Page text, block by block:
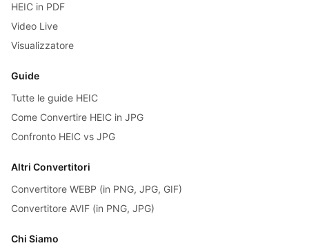
HEIC in PDF
Video Live
Visualizzatore
Guide
Tutte le guide HEIC
Come Convertire HEIC in JPG
Confronto HEIC vs JPG
Altri Convertitori
Convertitore WEBP (in PNG, JPG, GIF)
Convertitore AVIF (in PNG, JPG)
Chi Siamo